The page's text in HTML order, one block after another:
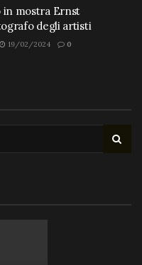
in mostra Ernst
degli artisti
19/02/2024 0